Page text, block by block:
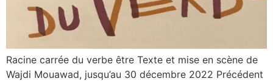
Racine carrée du verbe être Texte et mise en scène de
Wajdi Mouawad, jusqu’au 30 décembre 2022 Précédent